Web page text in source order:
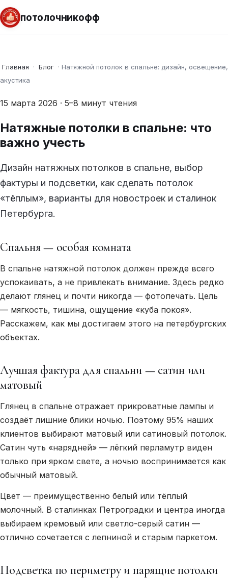
потолочникофф
Главная · Блог · Натяжной потолок в спальне: дизайн, освещение,
акустика
15 марта 2026 · 5–8 минут чтения
Натяжные потолки в спальне: что
важно учесть
Дизайн натяжных потолков в спальне, выбор
фактуры и подсветки, как сделать потолок
«тёплым», варианты для новостроек и сталинок
Петербурга.
Спальня — особая комната
В спальне натяжной потолок должен прежде всего
успокаивать, а не привлекать внимание. Здесь редко
делают глянец и почти никогда — фотопечать. Цель
— мягкость, тишина, ощущение «куба покоя».
Расскажем, как мы достигаем этого на петербургских
объектах.
Лучшая фактура для спальни — сатин или
матовый
Глянец в спальне отражает прикроватные лампы и
создаёт лишние блики ночью. Поэтому 95% наших
клиентов выбирают матовый или сатиновый потолок.
Сатин чуть «нарядней» — лёгкий перламутр виден
только при ярком свете, а ночью воспринимается как
обычный матовый.
Цвет — преимущественно белый или тёплый
молочный. В сталинках Петроградки и центра иногда
выбираем кремовый или светло-серый сатин —
отлично сочетается с лепниной и старым паркетом.
Подсветка по периметру и парящие потолки